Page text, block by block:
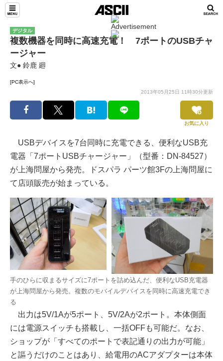
デジタル
複数機器を同時に高速充電！ 7ポートのUSBチャ
ージャー
文● 鈴鹿 廻
[PC表示へ]
2013年05月25日 11時30分更新
お気に入り
USBデバイスを7台同時に充電できる、便利なUSB充
電器「7ポートUSBチャージャー」（型番：DN-84527）
が上海問屋から発売。ドスパラ パーツ館3Fの上海問屋に
て店頭販売が始まっている。
手のひらに収まるサイズに7ポートを詰め込んだ、便利なUSB充電器
が上海問屋から発売。複数のモバイルデバイスを同時に高速充電でき
る
出力は5V/1Aが5ポート、5V/2Aが2ポート。本体側面
には電源スイッチも搭載し、一括OFFも可能だ。なお、
ショップが「すべてのポートで表記通りの出力が可能」
と謳うだけのことはあり、給電用のACアダプターは本体